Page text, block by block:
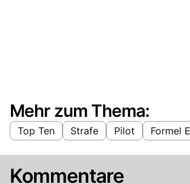
Mehr zum Thema:
Top Ten Strafe Pilot Formel E
Kommentare